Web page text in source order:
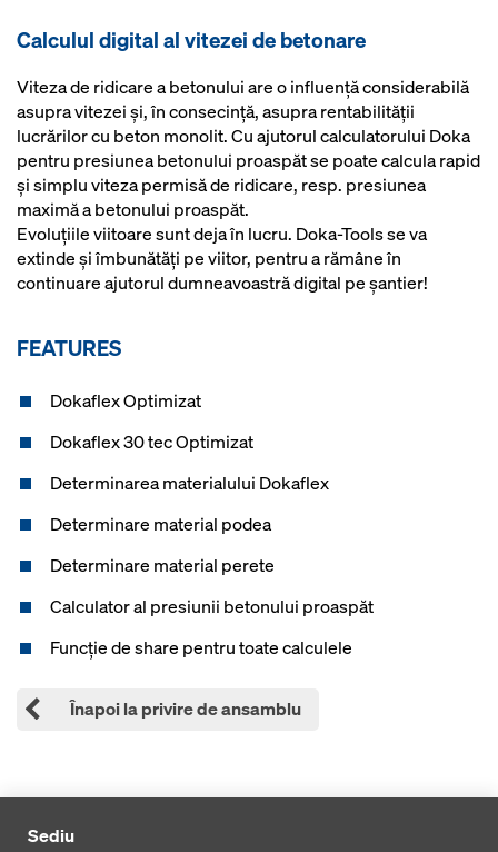
Calculul digital al vitezei de betonare
Viteza de ridicare a betonului are o influenţă considerabilă
asupra vitezei şi, în consecinţă, asupra rentabilităţii
lucrărilor cu beton monolit. Cu ajutorul calculatorului Doka
pentru presiunea betonului proaspăt se poate calcula rapid
şi simplu viteza permisă de ridicare, resp. presiunea
maximă a betonului proaspăt.
Evoluţiile viitoare sunt deja în lucru. Doka-Tools se va
extinde şi îmbunătăţi pe viitor, pentru a rămâne în
continuare ajutorul dumneavoastră digital pe şantier!
FEATURES
Dokaflex Optimizat
Dokaflex 30 tec Optimizat
Determinarea materialului Dokaflex
Determinare material podea
Determinare material perete
Calculator al presiunii betonului proaspăt
Funcţie de share pentru toate calculele
Înapoi la privire de ansamblu
Sediu